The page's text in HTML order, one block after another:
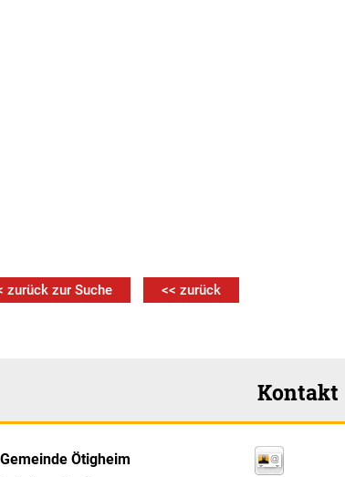
zurück zur Suche << zurück
Kontakt
Gemeinde Ötigheim